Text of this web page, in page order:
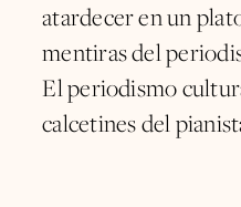
atardecer en un
mentiras del
El periodismo
calcetines del